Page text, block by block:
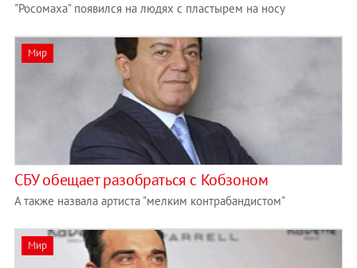
"Росомаха" появился на людях с пластырем на носу
Мир
СБУ обещает разобраться с Кобзоном
А также назвала артиста "мелким контрабандистом"
Мир